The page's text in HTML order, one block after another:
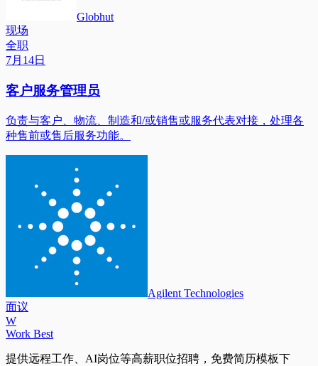
Globhut
现场
全职
7月14日
客户服务管理员
负责与客户、物流、制造和/或销售或服务代表对接，处理各
种售前或售后服务功能。
Agilent Technologies
面议
W
Work Best
提供远程工作、AI岗位等高薪职位招聘，免费简历模板下